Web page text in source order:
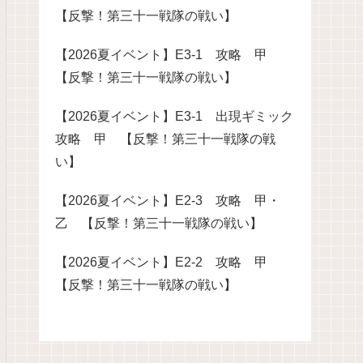
【反撃！第三十一戦隊の戦い】
【2026夏イベント】E3-1 攻略 甲
【反撃！第三十一戦隊の戦い】
【2026夏イベント】E3-1 出現ギミック
攻略 甲 【反撃！第三十一戦隊の戦
い】
【2026夏イベント】E2-3 攻略 甲・
乙 【反撃！第三十一戦隊の戦い】
【2026夏イベント】E2-2 攻略 甲
【反撃！第三十一戦隊の戦い】